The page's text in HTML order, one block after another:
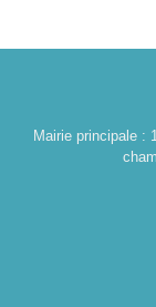
Mairie principale :